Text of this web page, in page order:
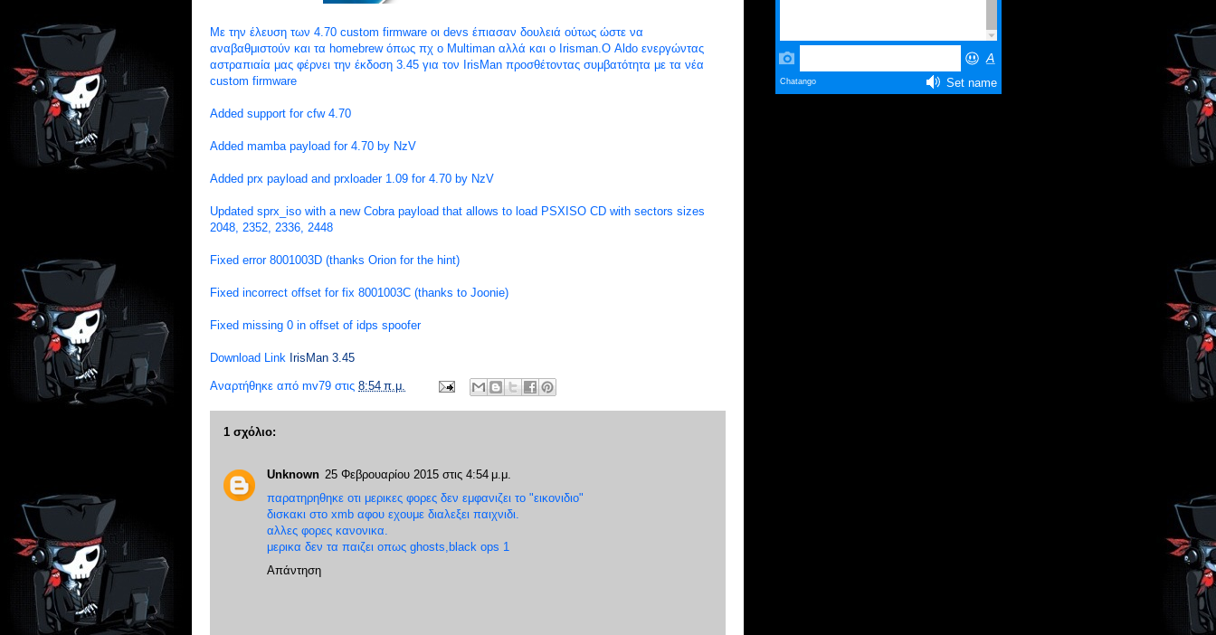
Με την έλευση των 4.70 custom firmware οι devs έπιασαν δουλειά ούτως ώστε να
αναβαθμιστούν και τα homebrew όπως πχ ο Multiman αλλά και ο Irisman.Ο Aldo ενεργώντας
αστραπιαία μας φέρνει την έκδοση 3.45 για τον IrisMan προσθέτοντας συμβατότητα με τα νέα
custom firmware
Added support for cfw 4.70
Added mamba payload for 4.70 by NzV
Added prx payload and prxloader 1.09 for 4.70 by NzV
Updated sprx_iso with a new Cobra payload that allows to load PSXISO CD with sectors sizes
2048, 2352, 2336, 2448
Fixed error 8001003D (thanks Orion for the hint)
Fixed incorrect offset for fix 8001003C (thanks to Joonie)
Fixed missing 0 in offset of idps spoofer
Download Link IrisMan 3.45
Αναρτήθηκε από mv79 στις 8:54 π.μ.
1 σχόλιο:
Unknown 25 Φεβρουαρίου 2015 στις 4:54 μ.μ.
παρατηρηθηκε οτι μερικες φορες δεν εμφανιζει το "εικονιδιο"
δισκακι στο xmb αφου εχουμε διαλεξει παιχνιδι.
αλλες φορες κανονικα.
μερικα δεν τα παιζει οπως ghosts,black ops 1
Απάντηση